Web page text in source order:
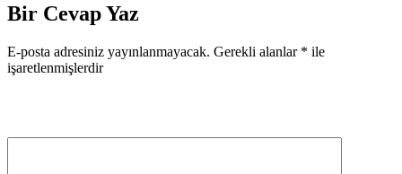
Bir Cevap Yaz
E-posta adresiniz yayınlanmayacak. Gerekli alanlar * ile
işaretlenmişlerdir